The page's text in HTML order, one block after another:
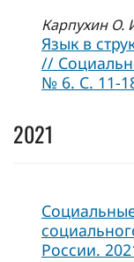
Карпухин О.
Язык в
//
№ 6. С. 11-
2021
России.